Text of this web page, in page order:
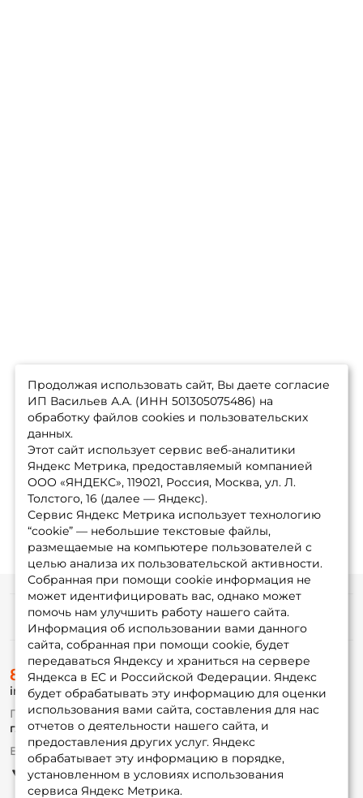
Продолжая использовать сайт, Вы даете согласие
ИП Васильев А.А. (ИНН 501305075486) на
обработку файлов cookies и пользовательских
данных.
Этот сайт использует сервис веб-аналитики
Яндекс Метрика, предоставляемый компанией
ООО «ЯНДЕКС», 119021, Россия, Москва, ул. Л.
Толстого, 16 (далее — Яндекс).
Сервис Яндекс Метрика использует технологию
“cookie” — небольшие текстовые файлы,
размещаемые на компьютере пользователей с
целью анализа их пользовательской активности.
Собранная при помощи cookie информация не
может идентифицировать вас, однако может
помочь нам улучшить работу нашего сайта.
Информация об использовании вами данного
сайта, собранная при помощи cookie, будет
передаваться Яндексу и храниться на сервере
Яндекса в ЕС и Российской Федерации. Яндекс
будет обрабатывать эту информацию для оценки
использования вами сайта, составления для нас
отчетов о деятельности нашего сайта, и
предоставления других услуг. Яндекс
обрабатывает эту информацию в порядке,
установленном в условиях использования
сервиса Яндекс Метрика.
Информация
О магазине
Доставка
Оплата
Fox-bonus
Гуру
Партнерская программа
8 (495) 532-77-88
info@foxfishing.ru
По вопросам с заказом
г. Москва, ул. Плеханова д.7
Ежедневно 10:00 до 20:00